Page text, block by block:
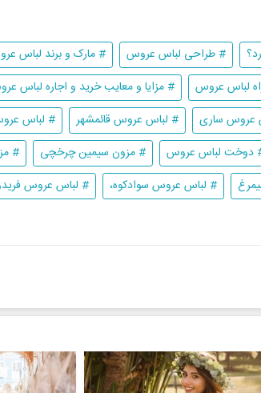
# طراحی لباس عروس
# مارک و برند لباس
لباس عروس
# مزایا و معایب خرید و اجاره لباس
عروس ساری # لباس عروس قائمشهر # لباس
دوخت لباس عروس # مزون سیمین چرخچی
#
# لباس عروس سوادکوه،
# لباس عروس